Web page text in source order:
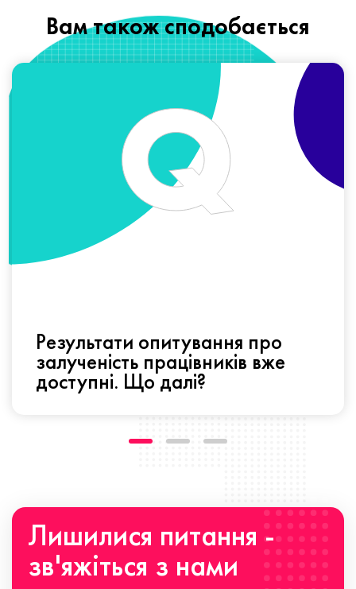
Вам також сподобається
Результати опитування про
залученість працівників вже
доступні. Що далі?
Лишилися питання -
зв'яжіться з нами